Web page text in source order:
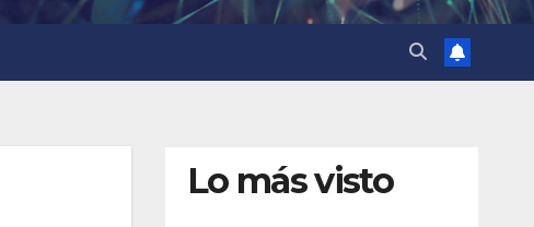
Lo más visto